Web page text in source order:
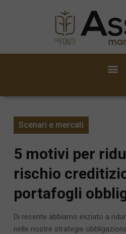
Scenari e mercati
5 motivi per
rischio
portafogli
Di recente abbiamo iniziato a
nelle nostre strategie